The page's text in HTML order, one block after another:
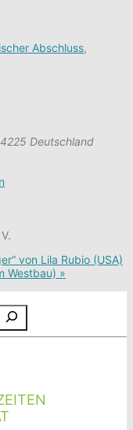
Abschluss,
Deutschland
von Lila Rubio (USA)
Westbau) »